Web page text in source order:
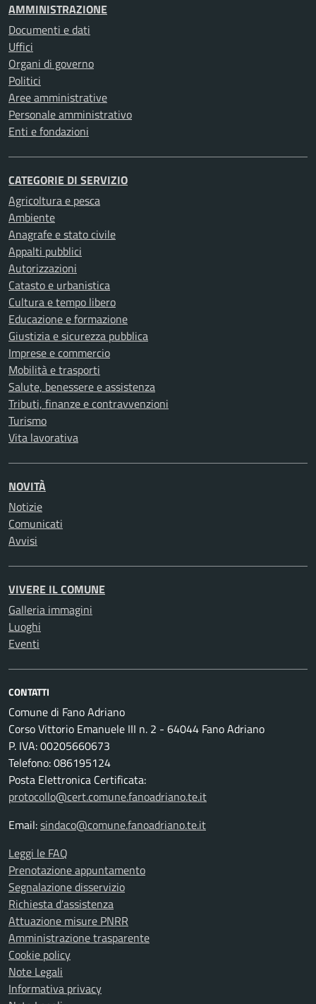
AMMINISTRAZIONE
Documenti e dati
Uffici
Organi di governo
Politici
Aree amministrative
Personale amministrativo
Enti e fondazioni
CATEGORIE DI SERVIZIO
Agricoltura e pesca
Ambiente
Anagrafe e stato civile
Appalti pubblici
Autorizzazioni
Catasto e urbanistica
Cultura e tempo libero
Educazione e formazione
Giustizia e sicurezza pubblica
Imprese e commercio
Mobilità e trasporti
Salute, benessere e assistenza
Tributi, finanze e contravvenzioni
Turismo
Vita lavorativa
NOVITÀ
Notizie
Comunicati
Avvisi
VIVERE IL COMUNE
Galleria immagini
Luoghi
Eventi
CONTATTI
Comune di Fano Adriano
Corso Vittorio Emanuele III n. 2 - 64044 Fano Adriano
P. IVA: 00205660673
Telefono: 086195124
Posta Elettronica Certificata:
protocollo@cert.comune.fanoadriano.te.it
Email:sindaco@comune.fanoadriano.te.it
Leggi le FAQ
Prenotazione appuntamento
Segnalazione disservizio
Richiesta d'assistenza
Attuazione misure PNRR
Amministrazione trasparente
Cookie policy
Note Legali
Informativa privacy